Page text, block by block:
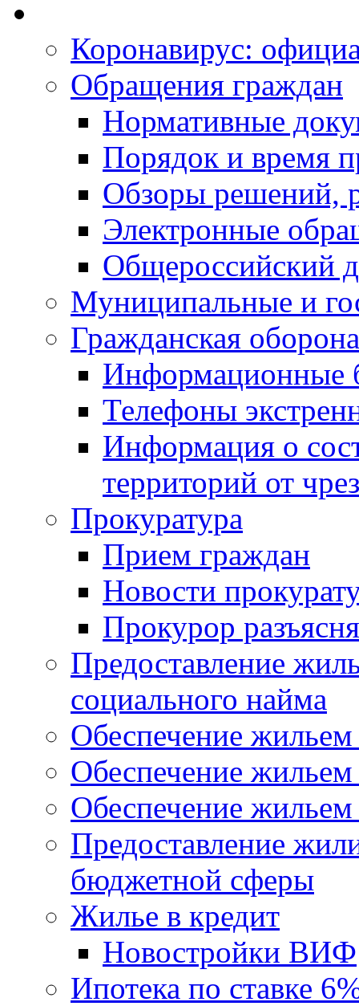
Коронавирус:
Обращения граждан
Нормативные
Порядок и время
Обзоры решений,
Электронные
Общероссийский
Муниципальные и
Гражданская
Информационные
Телефоны
Информация о
территорий от
Прокуратура
Прием граждан
Новости
Прокурор
Предоставление
социального найма
Обеспечение
Обеспечение
Обеспечение жильем
Предоставление
бюджетной сферы
Жилье в кредит
Новостройки ВИФ
Ипотека по ставке